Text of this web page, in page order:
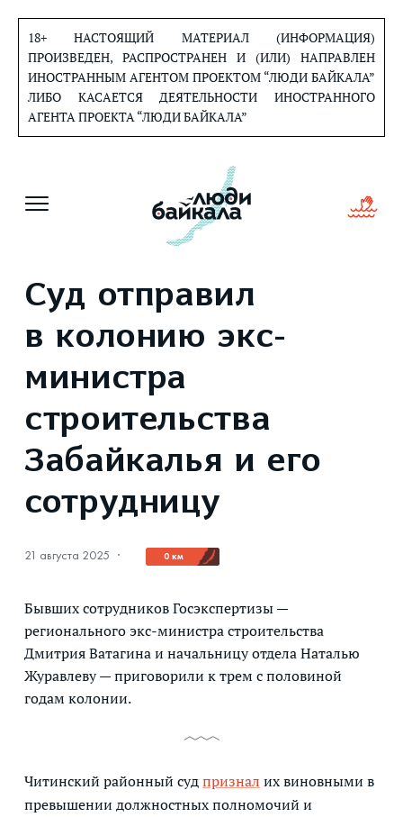
содержанию
18+ НАСТОЯЩИЙ МАТЕРИАЛ (ИНФОРМАЦИЯ)
ПРОИЗВЕДЕН, РАСПРОСТРАНЕН И (ИЛИ) НАПРАВЛЕН
ИНОСТРАННЫМ АГЕНТОМ ПРОЕКТОМ “ЛЮДИ БАЙКАЛА”
ЛИБО КАСАЕТСЯ ДЕЯТЕЛЬНОСТИ ИНОСТРАННОГО
АГЕНТА ПРОЕКТА “ЛЮДИ БАЙКАЛА”
Суд отправил
в колонию экс-
министра
строительства
Забайкалья и его
сотрудницу
21 августа 2025 · 0 км
Бывших сотрудников Госэкспертизы —
регионального экс-министра строительства
Дмитрия Ватагина и начальницу отдела Наталью
Журавлеву — приговорили к трем с половиной
годам колонии.
Читинский районный судпризнал их виновными в
превышении должностных полномочий и